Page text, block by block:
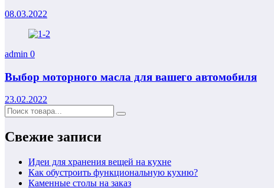
08.03.2022
admin 0
Выбор моторного масла для вашего автомобиля
23.02.2022
Свежие записи
Идеи для хранения вещей на кухне
Как обустроить функциональную кухню?
Каменные столы на заказ